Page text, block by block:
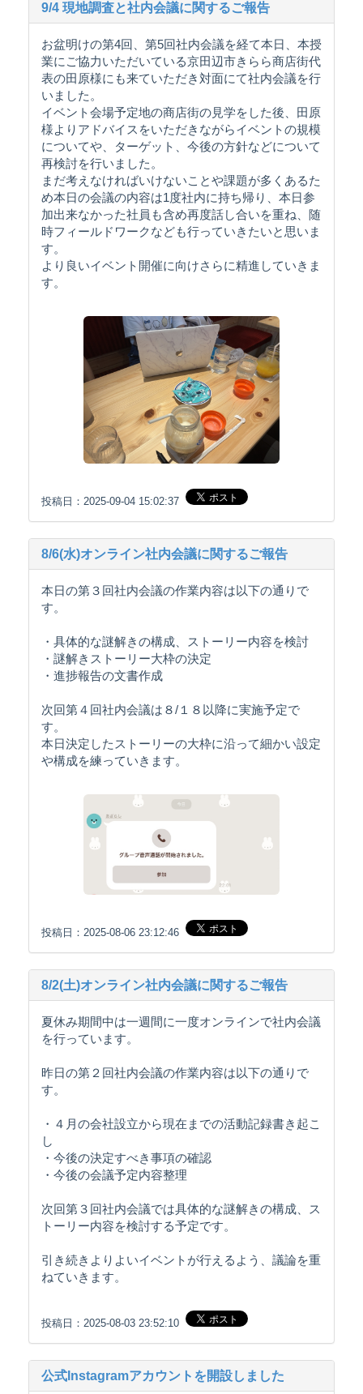
9/4 現地調査と社内会議に関するご報告
お盆明けの第4回、第5回社内会議を経て本日、本授
業にご協力いただいている京田辺市きらら商店街代
表の田原様にも来ていただき対面にて社内会議を行
いました。
イベント会場予定地の商店街の見学をした後、田原
様よりアドバイスをいただきながらイベントの規模
についてや、ターゲット、今後の方針などについて
再検討を行いました。
まだ考えなければいけないことや課題が多くあるた
め本日の会議の内容は1度社内に持ち帰り、本日参
加出来なかった社員も含め再度話し合いを重ね、随
時フィールドワークなども行っていきたいと思いま
す。
より良いイベント開催に向けさらに精進していきま
す。
投稿日：2025-09-04 15:02:37
8/6(水)オンライン社内会議に関するご報告
本日の第３回社内会議の作業内容は以下の通りで
す。
・具体的な謎解きの構成、ストーリー内容を検討
・謎解きストーリー大枠の決定
・進捗報告の文書作成
次回第４回社内会議は８/１８以降に実施予定で
す。
本日決定したストーリーの大枠に沿って細かい設定
や構成を練っていきます。
投稿日：2025-08-06 23:12:46
8/2(土)オンライン社内会議に関するご報告
夏休み期間中は一週間に一度オンラインで社内会議
を行っています。
昨日の第２回社内会議の作業内容は以下の通りで
す。
・４月の会社設立から現在までの活動記録書き起こ
し
・今後の決定すべき事項の確認
・今後の会議予定内容整理
次回第３回社内会議では具体的な謎解きの構成、ス
トーリー内容を検討する予定です。
引き続きよりよいイベントが行えるよう、議論を重
ねていきます。
投稿日：2025-08-03 23:52:10
公式Instagramアカウントを開設しました